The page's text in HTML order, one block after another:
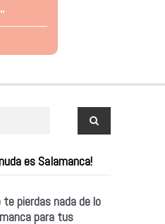
es Salamanca!
te pierdas nada de lo
para tus